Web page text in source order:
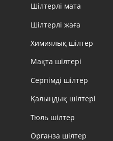
Шілтерлі мата
Шілтерлі жаға
Химиялық шілтер
Мақта шілтері
Серпімді шілтер
Қалыңдық шілтері
Тюль шілтер
Органза шілтер